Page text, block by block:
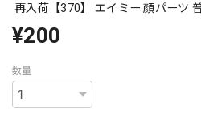
再入荷【370】 エイミー 顔パーツ
¥200
数量